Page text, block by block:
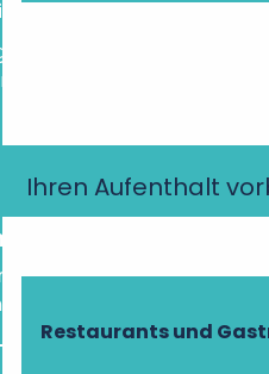
Ihren Aufenthalt
Restaurants und
an!
Tipps und
Mailbox.
unseren virtuellen
zu helfen.